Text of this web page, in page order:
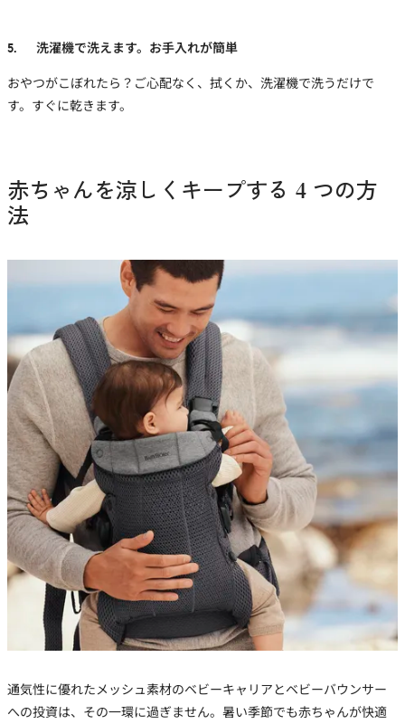
5. 洗濯機で洗えます。お手入れが簡単
おやつがこぼれたら？ご心配なく、拭くか、洗濯機で洗うだけで
す。すぐに乾きます。
赤ちゃんを涼しくキープする 4 つの方
法
通気性に優れたメッシュ素材のベビーキャリアとベビーバウンサー
への投資は、その一環に過ぎません。暑い季節でも赤ちゃんが快適